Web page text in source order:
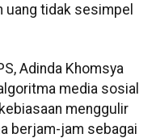
uang tidak sesimpel
Adinda Khomsya
media sosial
menggulir
berjam-jam sebagai